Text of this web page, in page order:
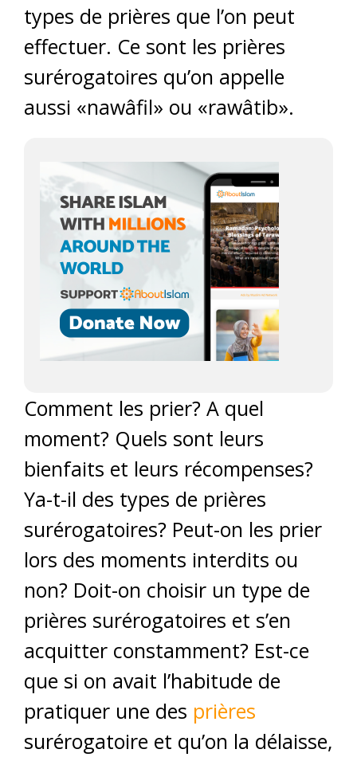
types de prières que l’on peut
effectuer. Ce sont les prières
surérogatoires qu’on appelle
aussi «nawâfil» ou «rawâtib».
Comment les prier? A quel
moment? Quels sont leurs
bienfaits et leurs récompenses?
Ya-t-il des types de prières
surérogatoires? Peut-on les prier
lors des moments interdits ou
non? Doit-on choisir un type de
prières surérogatoires et s’en
acquitter constamment? Est-ce
que si on avait l’habitude de
pratiquer une des prières
surérogatoire et qu’on la délaisse,